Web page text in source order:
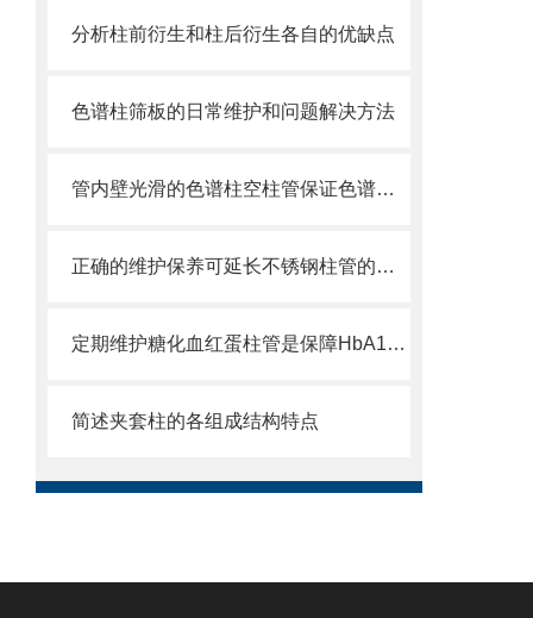
分析柱前衍生和柱后衍生各自的优缺点
色谱柱筛板的日常维护和问题解决方法
管内壁光滑的色谱柱空柱管保证色谱柱制成品的高性能
正确的维护保养可延长不锈钢柱管的使用寿命
定期维护糖化血红蛋柱管是保障HbA1c检测准确的关键
简述夹套柱的各组成结构特点